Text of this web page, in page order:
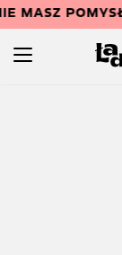
MASZ